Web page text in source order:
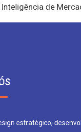
de
estratégico,